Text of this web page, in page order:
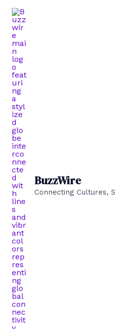
Aller
contenu
BuzzWire
Connecting Cultures,